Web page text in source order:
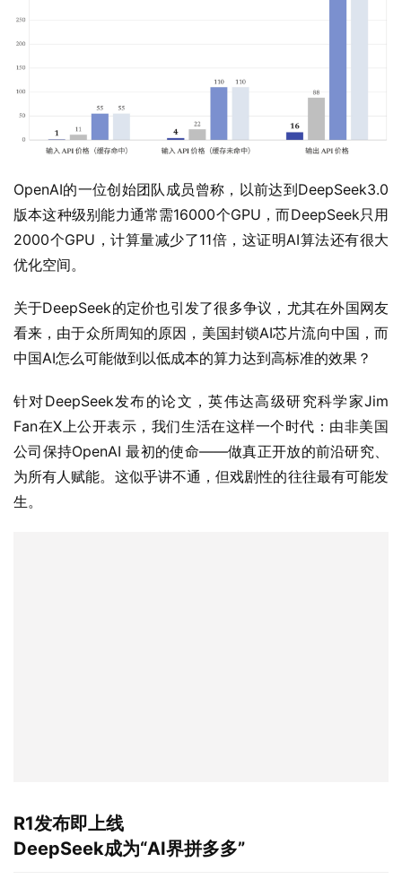
OpenAI的一位创始团队成员曾称，以前达到DeepSeek3.0
版本这种级别能力通常需16000个GPU，而DeepSeek只用
2000个GPU，计算量减少了11倍，这证明AI算法还有很大
优化空间。
关于DeepSeek的定价也引发了很多争议，尤其在外国网友
看来，由于众所周知的原因，美国封锁AI芯片流向中国，而
中国AI怎么可能做到以低成本的算力达到高标准的效果？
针对DeepSeek发布的论文，英伟达高级研究科学家Jim
Fan在X上公开表示，我们生活在这样一个时代：由非美国
公司保持OpenAI 最初的使命——做真正开放的前沿研究、
为所有人赋能。这似乎讲不通，但戏剧性的往往最有可能发
生。
R1发布即上线
DeepSeek成为“AI界拼多多”